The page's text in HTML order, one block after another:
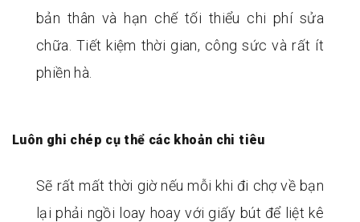
bản thân và hạn chế tối thiểu chi phí sửa
chữa. Tiết kiệm thời gian, công sức và rất ít
phiền hà.
Luôn ghi chép cụ thể các khoản chi tiêu
Sẽ rất mất thời giờ nếu mỗi khi đi chợ về bạn
lại phải ngồi loay hoay với giấy bút để liệt kê